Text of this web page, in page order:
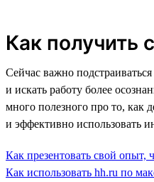
Как получить
Сейчас важно
и искать работу более
много полезного про то, как
и эффективно использовать
Как презентовать свой опыт,
Как использовать hh.ru по